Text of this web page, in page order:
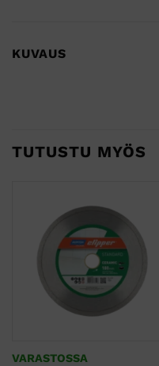
KUVAUS
TUTUSTU MYÖS
VARASTOSSA